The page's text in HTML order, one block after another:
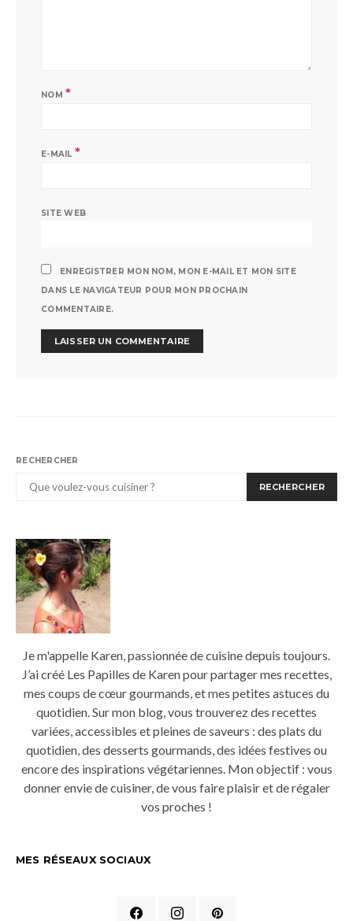
NOM *
E-MAIL *
SITE WEB
ENREGISTRER MON NOM, MON E-MAIL ET MON SITE
DANS LE NAVIGATEUR POUR MON PROCHAIN
COMMENTAIRE.
RECHERCHER
RECHERCHER
Je m'appelle Karen, passionnée de cuisine depuis toujours.
J’ai créé Les Papilles de Karen pour partager mes recettes,
mes coups de cœur gourmands, et mes petites astuces du
quotidien. Sur mon blog, vous trouverez des recettes
variées, accessibles et pleines de saveurs : des plats du
quotidien, des desserts gourmands, des idées festives ou
encore des inspirations végétariennes. Mon objectif : vous
donner envie de cuisiner, de vous faire plaisir et de régaler
vos proches !
MES RÉSEAUX SOCIAUX